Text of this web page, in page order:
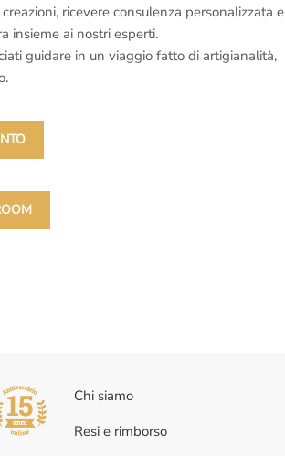
ricevere consulenza personalizzata e
insieme ai nostri esperti.
guidare in un viaggio fatto di artigianalità,
Chi siamo
Resi e rimborso